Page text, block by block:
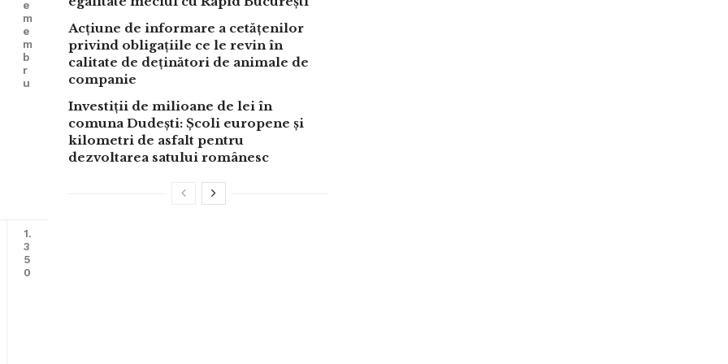
Acțiune de informare a cetățenilor
privind obligațiile ce le revin în
calitate de deținători de animale de
companie
Investiții de milioane de lei în
comuna Dudești: Școli europene și
kilometri de asfalt pentru
dezvoltarea satului românesc
e
m
e
m
b
r
u
1.
3
5
0